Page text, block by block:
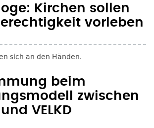
Kirchen sollen
vorleben
beim
zwischen
und VELKD